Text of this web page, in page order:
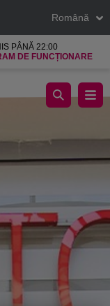
Română
PÂNĂ 22:00
DE FUNCȚIONARE